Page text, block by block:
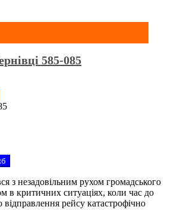
585-085
з незадовільним рухом громадського
в критичних ситуаціях, коли час до
відправлення рейсу катастрофічно